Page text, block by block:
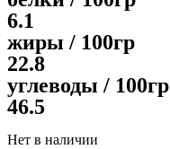
6.1
жиры / 100гр
22.8
углеводы / 100гр
46.5
Нет в наличии